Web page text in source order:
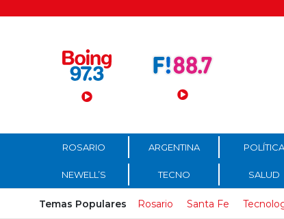
Menú Principal
ROSARIO ARGENTINA POLÍTICA
NEWELL’S TECNO SALUD
Temas Populares Rosario Santa Fe